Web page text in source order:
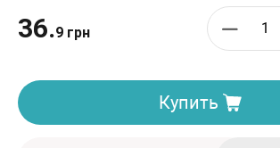
36.9 грн
Купить